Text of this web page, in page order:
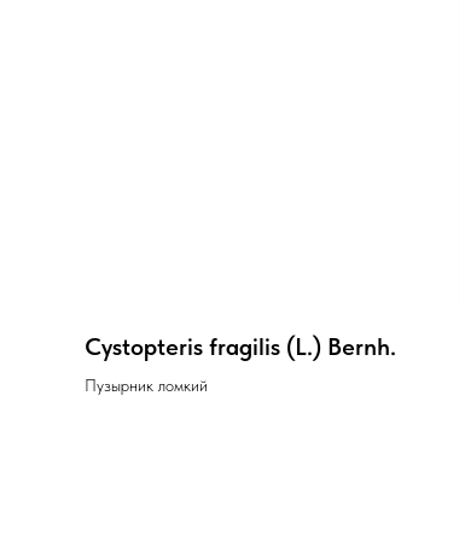
Cystopteris fragilis (L.) Bernh.
Пузырник ломкий